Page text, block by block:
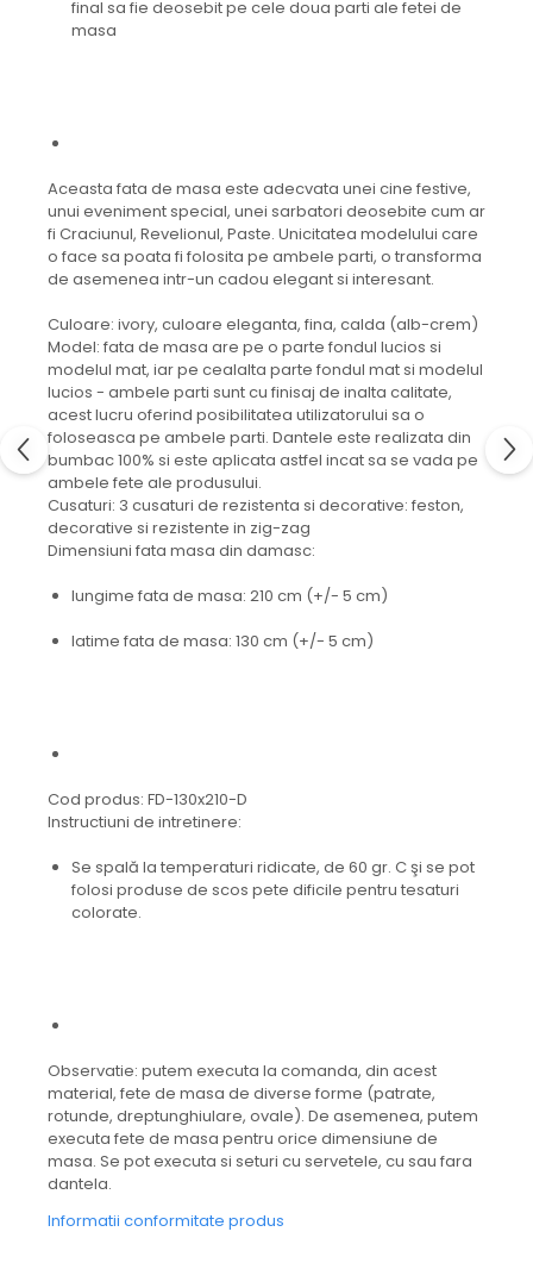
final sa fie deosebit pe cele doua parti ale fetei de
masa
Aceasta fata de masa este adecvata unei cine festive,
unui eveniment special, unei sarbatori deosebite cum ar
fi Craciunul, Revelionul, Paste. Unicitatea modelului care
o face sa poata fi folosita pe ambele parti, o transforma
de asemenea intr-un cadou elegant si interesant.
Culoare: ivory, culoare eleganta, fina, calda (alb-crem)
Model: fata de masa are pe o parte fondul lucios si
modelul mat, iar pe cealalta parte fondul mat si modelul
lucios - ambele parti sunt cu finisaj de inalta calitate,
acest lucru oferind posibilitatea utilizatorului sa o
foloseasca pe ambele parti. Dantele este realizata din
bumbac 100% si este aplicata astfel incat sa se vada pe
ambele fete ale produsului.
Cusaturi: 3 cusaturi de rezistenta si decorative: feston,
decorative si rezistente in zig-zag
Dimensiuni fata masa din damasc:
lungime fata de masa: 210 cm (+/- 5 cm)
latime fata de masa: 130 cm (+/- 5 cm)
Cod produs: FD-130x210-D
Instructiuni de intretinere:
Se spală la temperaturi ridicate, de 60 gr. C şi se pot
folosi produse de scos pete dificile pentru tesaturi
colorate.
Observatie: putem executa la comanda, din acest
material, fete de masa de diverse forme (patrate,
rotunde, dreptunghiulare, ovale). De asemenea, putem
executa fete de masa pentru orice dimensiune de
masa. Se pot executa si seturi cu servetele, cu sau fara
dantela.
Informatii conformitate produs